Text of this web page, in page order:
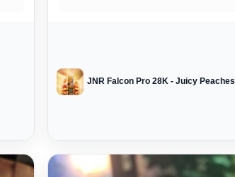
JNR Falcon Pro 28K - Juicy Peaches